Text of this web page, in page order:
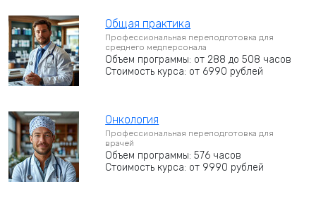
Общая практика
Профессиональная переподготовка для
среднего медперсонала
Объем программы: от 288 до 508 часов
Стоимость курса: от 6990 рублей
Онкология
Профессиональная переподготовка для
врачей
Объем программы: 576 часов
Стоимость курса: от 9990 рублей